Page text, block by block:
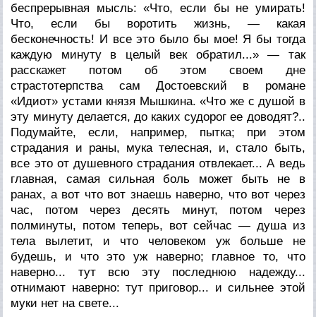
беспрерывная мысль: «Что, если бы не умирать!
Что, если бы воротить жизнь, — какая
бесконечность! И все это было бы мое! Я бы тогда
каждую минуту в целый век обратил...» — так
расскажет потом об этом своем дне
страстотерпства сам Достоевский в романе
«Идиот» устами князя Мышкина. «Что же с душой в
эту минуту делается, до каких судорог ее доводят?..
Подумайте, если, например, пытка; при этом
страдания и раны, мука телесная, и, стало быть,
все это от душевного страдания отвлекает... А ведь
главная, самая сильная боль может быть не в
ранах, а вот что вот знаешь наверно, что вот через
час, потом через десять минут, потом через
полминуты, потом теперь, вот сейчас — душа из
тела вылетит, и что человеком уж больше не
будешь, и что это уж наверно; главное то, что
наверно... тут всю эту последнюю надежду...
отнимают наверно: тут приговор... и сильнее этой
муки нет на свете...